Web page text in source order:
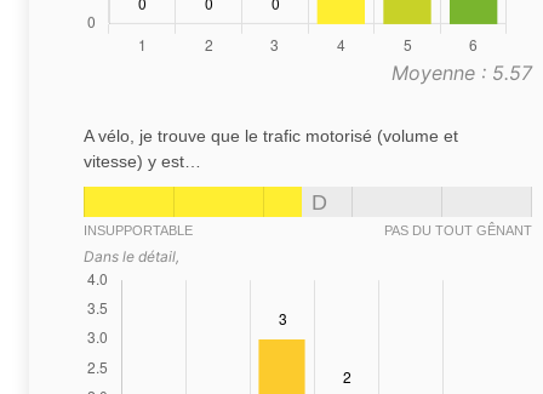
Moyenne : 5.57
A vélo, je trouve que le trafic motorisé (volume et
vitesse) y est…
D
INSUPPORTABLE PAS DU TOUT GÊNANT
Dans le détail,